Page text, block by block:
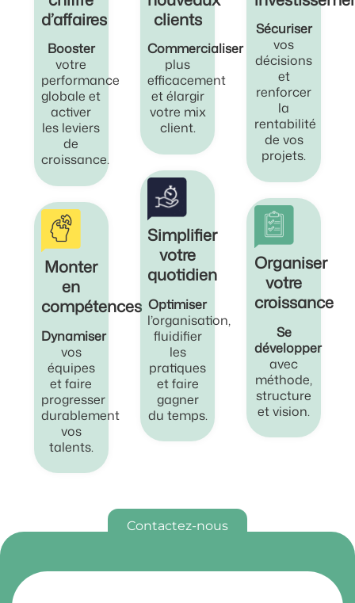
d’affaires
Booster
votre
performance
globale et
activer
les leviers
de
croissance.
Monter
en
compétences
Dynamiser
vos
équipes
et faire
progresser
durablement
vos
talents.
clients
Commercialiser
plus
efficacement
et élargir
votre mix
client.
Simplifier
votre
quotidien
Optimiser
l’organisation,
fluidifier
les
pratiques
et faire
gagner
du temps.
Sécuriser
vos
décisions
et
renforcer
la
rentabilité
de vos
projets.
Organiser
votre
croissance
Se
développer
avec
méthode,
structure
et vision.
Contactez-nous